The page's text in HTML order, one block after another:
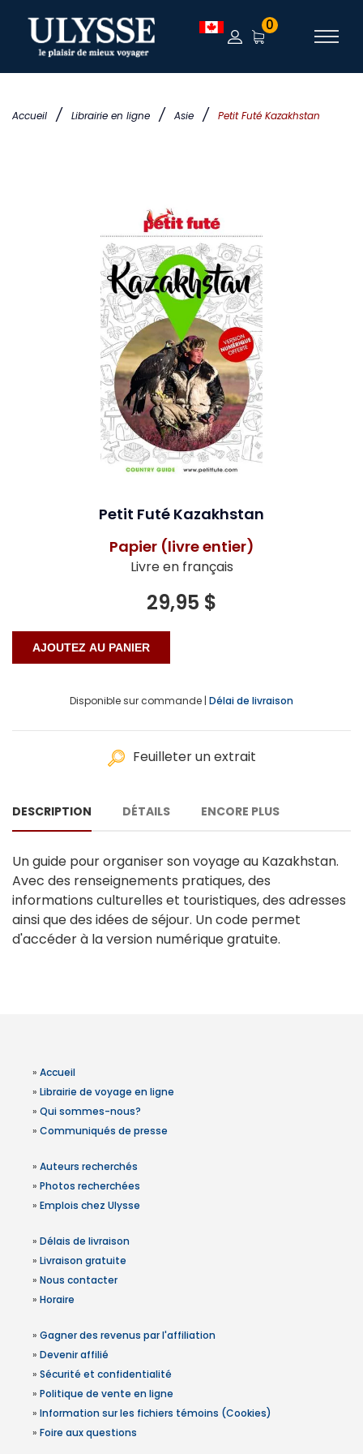
Accueil / Librairie en ligne / Asie / Petit Futé Kazakhstan
0
Petit Futé Kazakhstan
Papier (livre entier)
Livre en français
29,95 $
Disponible sur commande | Délai de livraison
Feuilleter un extrait
DESCRIPTION DÉTAILS ENCORE PLUS
Un guide pour organiser son voyage au Kazakhstan.
Avec des renseignements pratiques, des
informations culturelles et touristiques, des adresses
ainsi que des idées de séjour. Un code permet
d'accéder à la version numérique gratuite.
» Accueil
» Librairie de voyage en ligne
» Qui sommes-nous?
» Communiqués de presse
» Auteurs recherchés
» Photos recherchées
» Emplois chez Ulysse
» Délais de livraison
» Livraison gratuite
» Nous contacter
» Horaire
» Gagner des revenus par l'affiliation
» Devenir affilié
» Sécurité et confidentialité
» Politique de vente en ligne
» Information sur les fichiers témoins (Cookies)
» Foire aux questions